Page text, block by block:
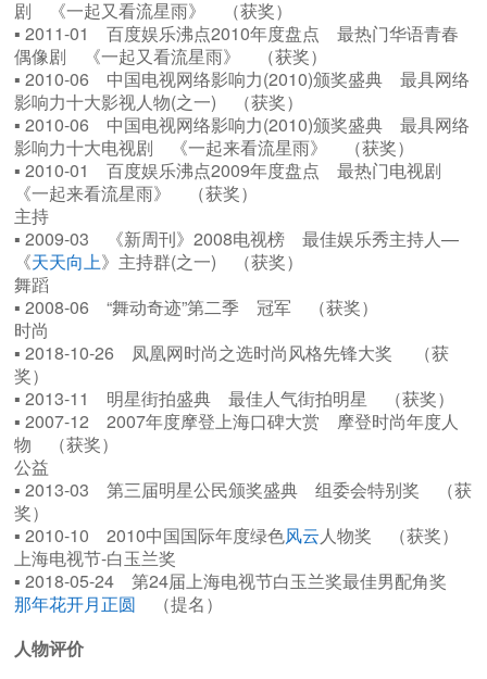
剧 《一起又看流星雨》 （获奖）
▪ 2011-01 百度娱乐沸点2010年度盘点 最热门华语青春
偶像剧 《一起又看流星雨》 （获奖）
▪ 2010-06 中国电视网络影响力(2010)颁奖盛典 最具网络
影响力十大影视人物(之一) （获奖）
▪ 2010-06 中国电视网络影响力(2010)颁奖盛典 最具网络
影响力十大电视剧 《一起来看流星雨》 （获奖）
▪ 2010-01 百度娱乐沸点2009年度盘点 最热门电视剧
《一起来看流星雨》 （获奖）
主持
▪ 2009-03 《新周刊》2008电视榜 最佳娱乐秀主持人—
《天天向上》主持群(之一) （获奖）
舞蹈
▪ 2008-06 “舞动奇迹”第二季 冠军 （获奖）
时尚
▪ 2018-10-26 凤凰网时尚之选时尚风格先锋大奖 （获
奖）
▪ 2013-11 明星街拍盛典 最佳人气街拍明星 （获奖）
▪ 2007-12 2007年度摩登上海口碑大赏 摩登时尚年度人
物 （获奖）
公益
▪ 2013-03 第三届明星公民颁奖盛典 组委会特别奖 （获
奖）
▪ 2010-10 2010中国国际年度绿色风云人物奖 （获奖）
上海电视节-白玉兰奖
▪ 2018-05-24 第24届上海电视节白玉兰奖最佳男配角奖
那年花开月正圆 （提名）
人物评价